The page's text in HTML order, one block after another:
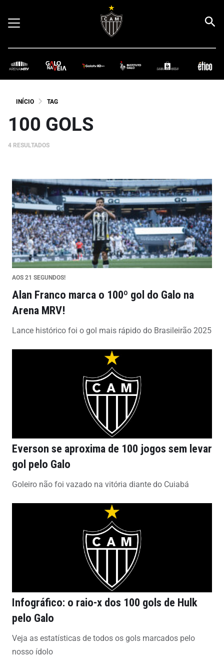
INÍCIO TAG
100 GOLS
4 RESULTADOS
AOS 21 SEGUNDOS!
Alan Franco marca o 100º gol do Galo na
Arena MRV!
Lance histórico foi o gol mais rápido do Brasileirão 2025
Everson se aproxima de 100 jogos sem levar
gol pelo Galo
Goleiro não foi vazado na vitória diante do Cuiabá
Infográfico: o raio-x dos 100 gols de Hulk
pelo Galo
Veja as estatísticas de todos os gols marcados pelo
nosso ídolo